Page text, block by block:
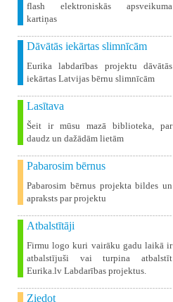
flash elektroniskās apsveikuma
kartiņas
Dāvātās iekārtas slimnīcām
Eurika labdarības projektu dāvātās
iekārtas Latvijas bērnu slimnīcām
Lasītava
Šeit ir mūsu mazā biblioteka, par
daudz un dažādām lietām
Pabarosim bērnus
Pabarosim bērnus projekta bildes un
apraksts par projektu
Atbalstītāji
Firmu logo kuri vairāku gadu laikā ir
atbalstījuši vai turpina atbalstīt
Eurika.lv Labdarības projektus.
Ziedot